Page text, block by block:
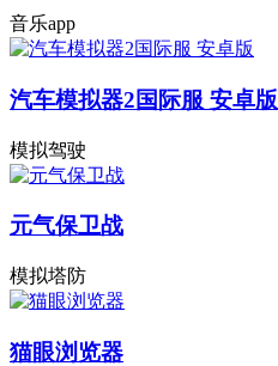
音乐app
汽车模拟器2国际服 安卓版
模拟驾驶
元气保卫战
模拟塔防
猫眼浏览器